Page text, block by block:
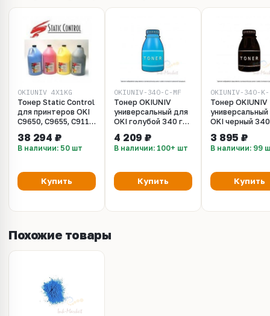
OKIUNIV_4X1KG
Тонер Static Control
для принтеров OKI
C9650, C9655, C911,
- CMYK 4 x 1 кг. (SCC
OKIUNIV / OKIUNIV-
38 294 ₽
В наличии: 50 шт
Купить
OKIUNIV-340-C-MF
Тонер OKIUNIV
универсальный для
OKI голубой 340 гр.
4 209 ₽
В наличии: 100+ шт
Купить
OKIUNIV-340-K-
Тонер OKIUNIV
OKI черный
3 895 ₽
В наличии: 99
Купить
Похожие товары